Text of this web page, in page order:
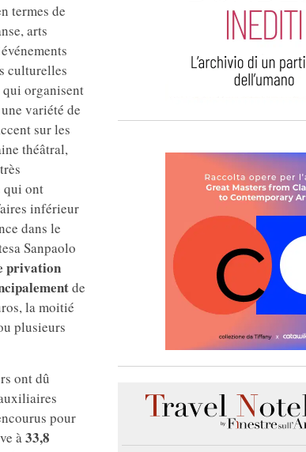
termes de
arts
culturelles
qui organisent
variété de
sur les
théâtral,
qui ont
inférieur
dans le
Sanpaolo
privation
de
la moitié
plusieurs
ont dû
pour
à33,8